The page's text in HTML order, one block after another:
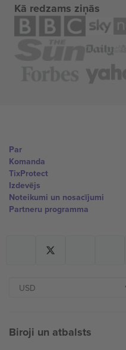
Kā redzams ziņās
Par
Komanda
TixProtect
Izdevējs
Noteikumi un nosacījumi
Partneru programma
Biroji un atbalsts